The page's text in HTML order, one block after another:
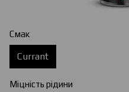
Смак
Currant
Міцність рідини